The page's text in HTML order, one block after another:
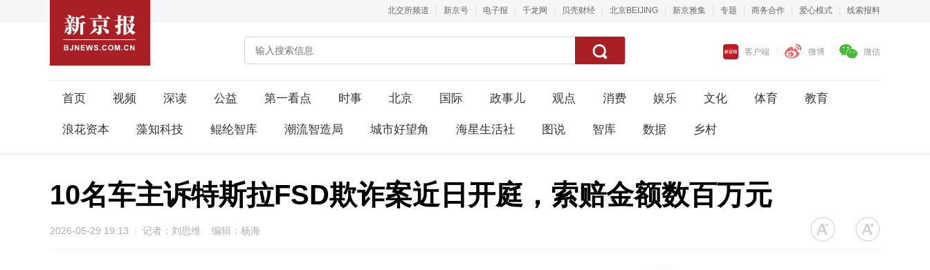
北交所频道 新京号 电子报 千龙网 贝壳财经 北京BEIJING 新京雅集 专题 商务合作 爱心模式 线索报料
客户端 微博 微信
首页 视频 深读 公益 第一看点 时事 北京 国际 政事儿 观点 消费 娱乐 文化 体育 教育
浪花资本 藻知科技 鲲纶智库 潮流智造局 城市好望角 海星生活社 图说 智库 数据 乡村
10名车主诉特斯拉FSD欺诈案近日开庭，索赔金额数百万元
2026-05-29 19:13 记者：刘思维 编辑：杨海